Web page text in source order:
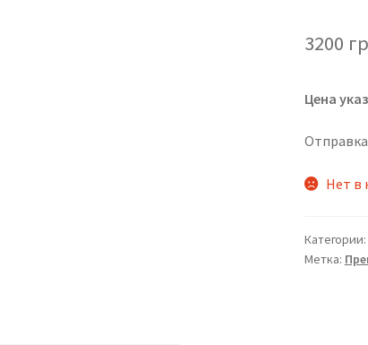
3200
Цена
Нет в
Категории:
Метка: